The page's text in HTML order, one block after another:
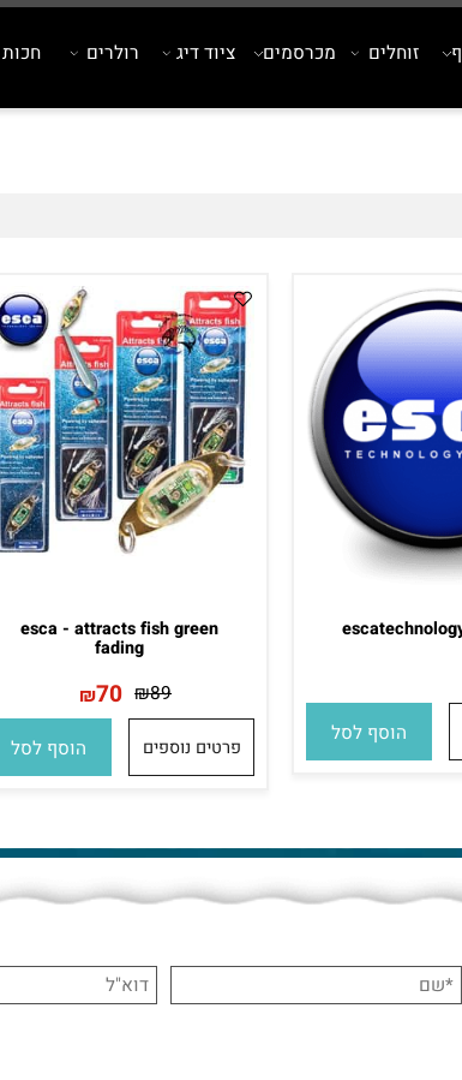
זוחלים מכרסמים ציוד דיג רולרים חכות
הוסף לסל
esca - attracts fish green
₪89
₪ 70
פרטים נוספים הוסף לסל